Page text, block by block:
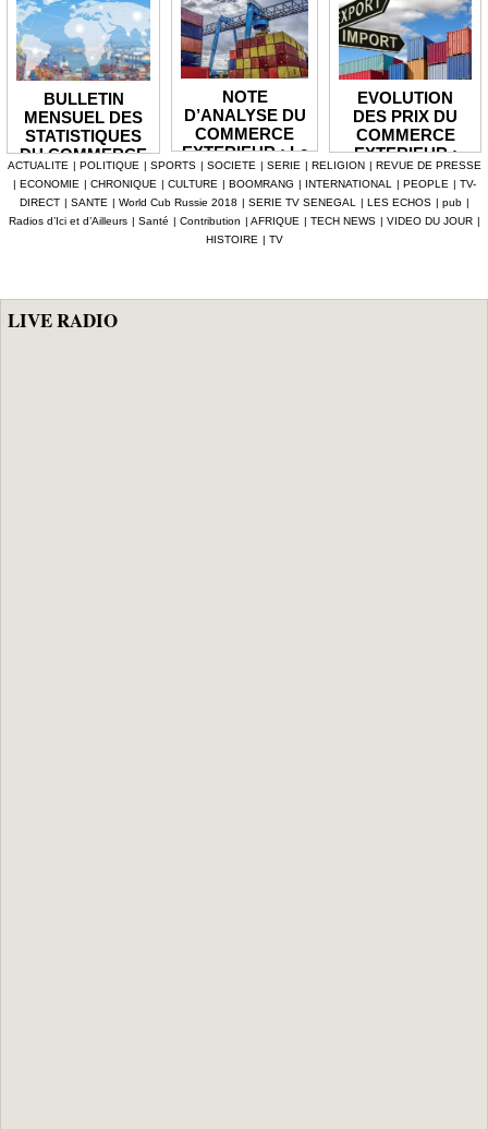
BULLETIN
MENSUEL DES
STATISTIQUES
DU COMMERCE
EXTERIEUR : Le
solde de la
balance
commerciale se
NOTE
D’ANALYSE DU
COMMERCE
EXTERIEUR : Le
déficit de la
balance
commerciale se
réduit en 2025
de 1 935,1
EVOLUTION
DES PRIX DU
COMMERCE
EXTERIEUR :
Les prix des
produits
importés en
hausse de 3,1%
ACTUALITE | POLITIQUE | SPORTS | SOCIETE | SERIE | RELIGION | REVUE DE PRESSE
| ECONOMIE | CHRONIQUE | CULTURE | BOOMRANG | INTERNATIONAL | PEOPLE | TV-
DIRECT | SANTE | World Cub Russie 2018 | SERIE TV SENEGAL | LES ECHOS | pub |
Radios d’Ici et d’Ailleurs | Santé | Contribution | AFRIQUE | TECH NEWS | VIDEO DU JOUR |
HISTOIRE | TV
LIVE RADIO